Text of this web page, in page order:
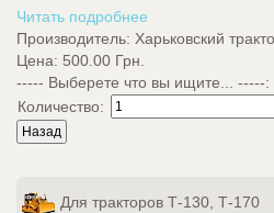
Читать подробнее
Производитель: Харьковский
Цена: 500.00 Грн.
----- Выберете что вы ищите... -----:
Количество:
Для тракторов Т-130, Т-170